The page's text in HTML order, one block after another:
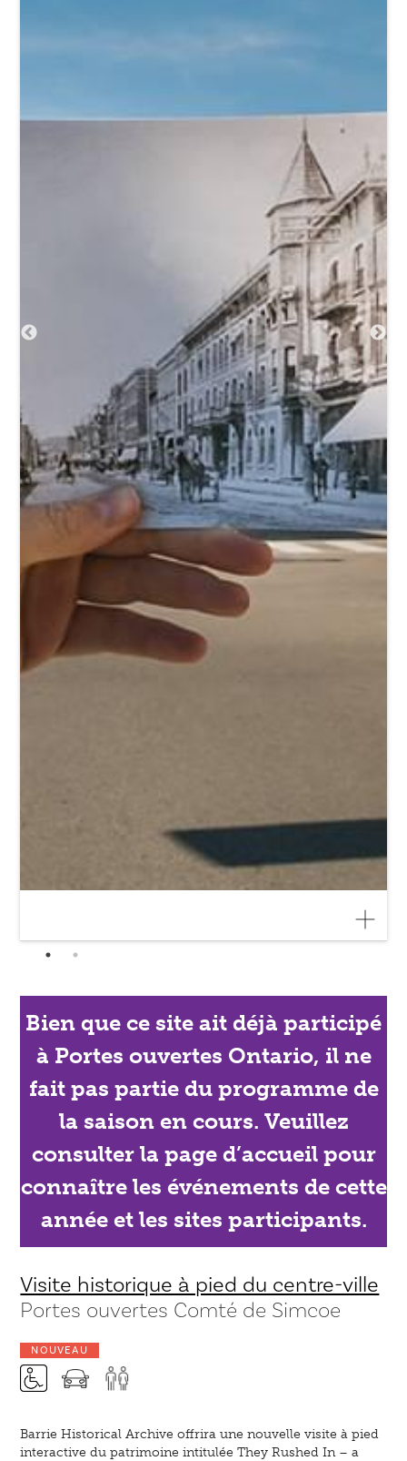
Bien que ce site ait déjà participé
à Portes ouvertes Ontario, il ne
fait pas partie du programme de
la saison en cours. Veuillez
consulter la page d’accueil pour
connaître les événements de cette
année et les sites participants.
Visite historique à pied du centre-ville
Portes ouvertes Comté de Simcoe
NOUVEAU
Barrie Historical Archive offrira une nouvelle visite à pied
interactive du patrimoine intitulée They Rushed In – a